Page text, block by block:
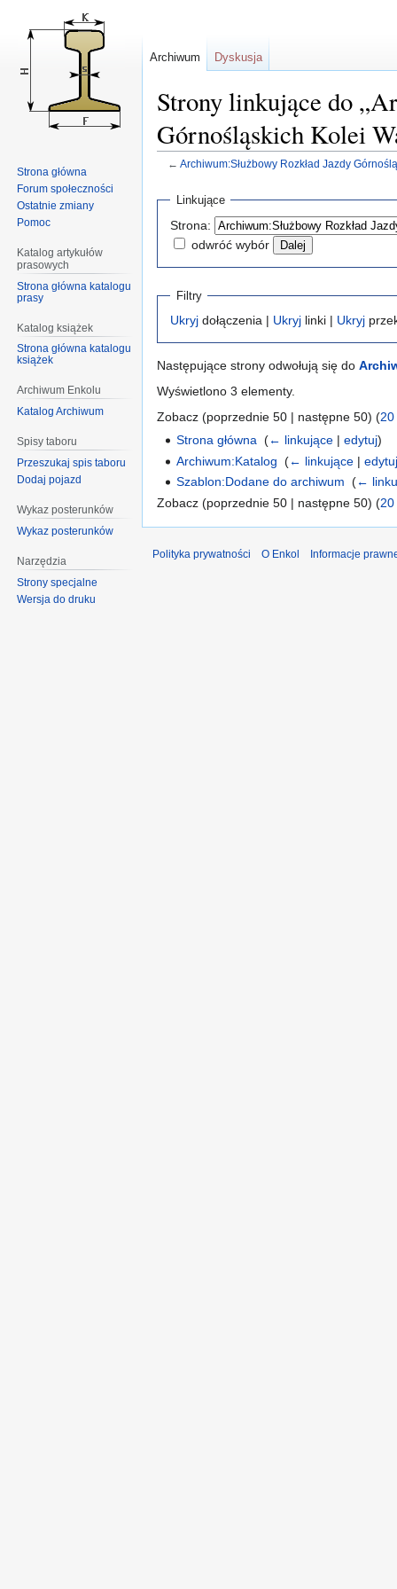
Strony linkujące do
Górnośląskich Kolei
← Archiwum:Służbowy Rozkład Jazdy
Przejdź
nawigacji
Przejdź
wyszukiwania
Linkujące
Strona:
odwróć wybór
Filtry
Ukryj dołączenia | Ukryj linki | Ukryj
Następujące strony odwołują się do
Wyświetlono 3 elementy.
Zobacz (poprzednie 50 | następne 50) (20
Strona główna ‎(← linkujące |edytuj)
Archiwum:Katalog ‎(← linkujące |
Szablon:Dodane do archiwum ‎(←
Zobacz (poprzednie 50 | następne 50) (20
Archiwum Dyskusja
Strona główna
Forum społeczności
Ostatnie zmiany
Pomoc
Katalog artykułów
prasowych
Strona główna katalogu
prasy
Katalog książek
Strona główna katalogu
książek
Archiwum Enkolu
Katalog Archiwum
Spisy taboru
Przeszukaj spis taboru
Dodaj pojazd
Wykaz posterunków
Wykaz posterunków
Narzędzia
Strony specjalne
Wersja do druku
Polityka prywatności O Enkol Informacje